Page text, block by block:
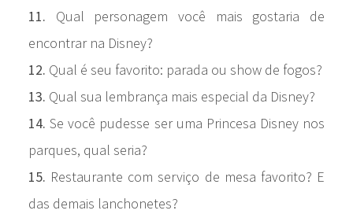
11. Qual personagem você mais gostaria de
encontrar na Disney?
12. Qual é seu favorito: parada ou show de fogos?
13. Qual sua lembrança mais especial da Disney?
14. Se você pudesse ser uma Princesa Disney nos
parques, qual seria?
15. Restaurante com serviço de mesa favorito? E
das demais lanchonetes?